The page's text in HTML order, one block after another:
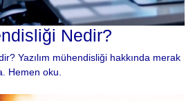
Nedir?
Yazılım mühendisliği hakkında merak
Hemen oku.